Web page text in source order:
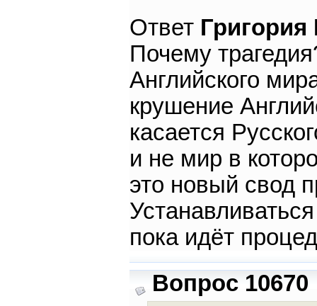
Ответ
Почему
Английского
крушение
касается
и не мир в
это новый свод
пока идёт
Вопрос 10670